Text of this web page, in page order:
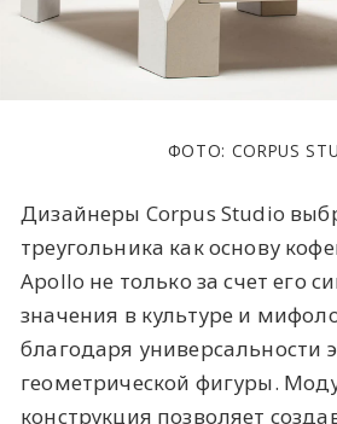
ФОТО: CORPUS
Дизайнеры Corpus Studio
треугольника как основу
Apollo не только за счет его
значения в культуре и
благодаря универсальности
геометрической фигуры.
конструкция позволяет